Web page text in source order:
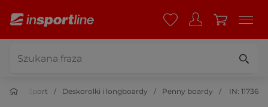
Sport Deskorolki i longboardy Penny boardy IN: 11736